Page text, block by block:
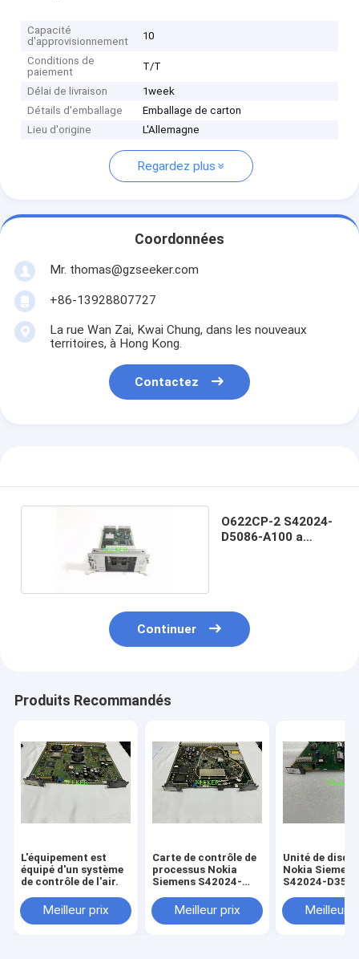
Capacité
d'approvisionnement
10
Conditions de
paiement
T/T
Délai de livraison
1week
Détails d'emballage
Emballage de carton
Lieu d'origine
L'Allemagne
Regardez plus
Coordonnées
Mr. thomas@gzseeker.com
+86-13928807727
La rue Wan Zai, Kwai Chung, dans les nouveaux
territoires, à Hong Kong.
Contactez
O622CP-2 S42024-
D5086-A100 a
Continuer
Produits Recommandés
L'équipement est
équipé d'un système
de contrôle de l'air.
Meilleur prix
Carte de contrôle de
processus Nokia
Siemens S42024-
Meilleur prix
Unité de
Nokia
S42024-
le SMA4Meilleur